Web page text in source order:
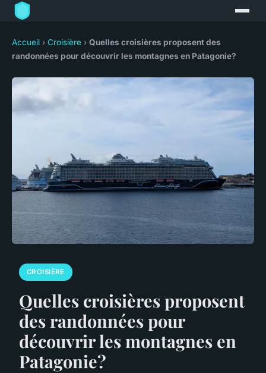
Accueil › Croisière › Quelles croisières proposent des
randonnées pour découvrir les montagnes en Patagonie?
CROISIÈRE
Quelles croisières proposent
des randonnées pour
découvrir les montagnes en
Patagonie?